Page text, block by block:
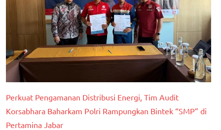
Perkuat Pengamanan Distribusi Energi, Tim Audit
Korsabhara Baharkam Polri Rampungkan Bintek “SMP” di
Pertamina Jabar